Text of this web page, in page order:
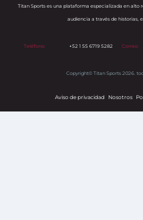
Titan Sports es una plataforma especializada en
audiencia a través de historias,
Teléfono: +52 1 55 6719 5282 Correo:
Copyright© Titan Sports 2026.
Aviso de privacidad Nosotros